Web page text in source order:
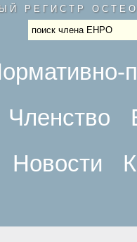
РЕГИСТР
Членство
Новости